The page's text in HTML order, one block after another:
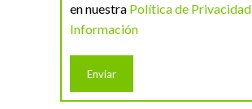
en nuestra Política de Privacidad
Información